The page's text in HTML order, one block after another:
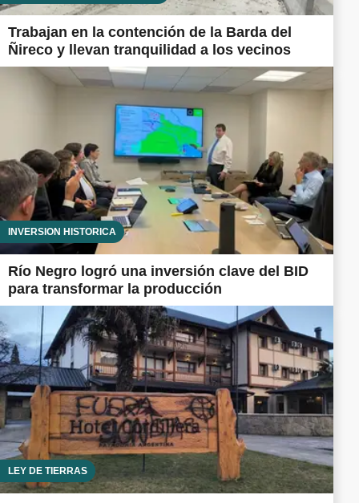
Trabajan en la contención de la Barda del
Ñireco y llevan tranquilidad a los vecinos
INVERSIÓN HISTÓRICA
Río Negro logró una inversión clave del BID
para transformar la producción
LEY DE TIERRAS